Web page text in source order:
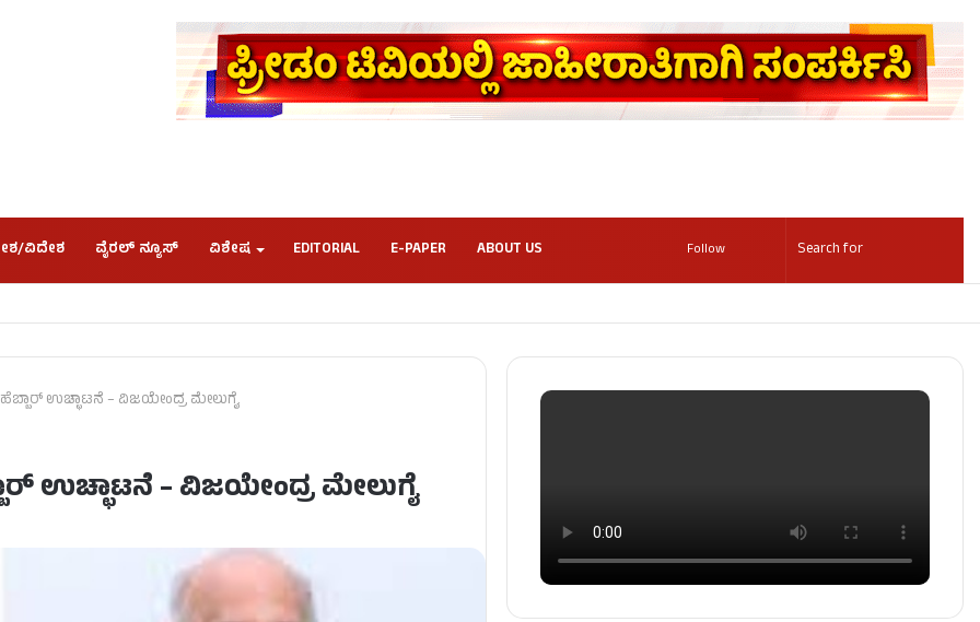
ವಿದೇಶ ವೈರಲ್ ನ್ಯೂಸ್ ವಿಶೇಷ EDITORIAL E-PAPER ABOUT US Follow
ಉಚ್ಛಾಟನೆ – ವಿಜಯೇಂದ್ರ ಮೇಲುಗೈ
– ವಿಜಯೇಂದ್ರ ಮೇಲುಗೈ